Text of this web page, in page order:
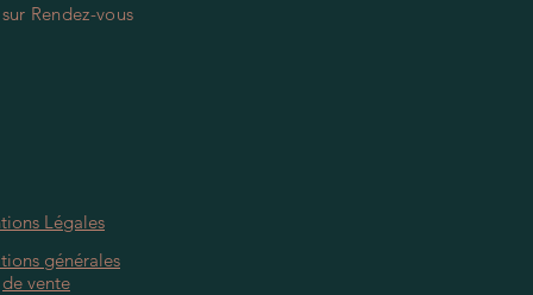
sur Rendez-vous
Légales
générales
de vente